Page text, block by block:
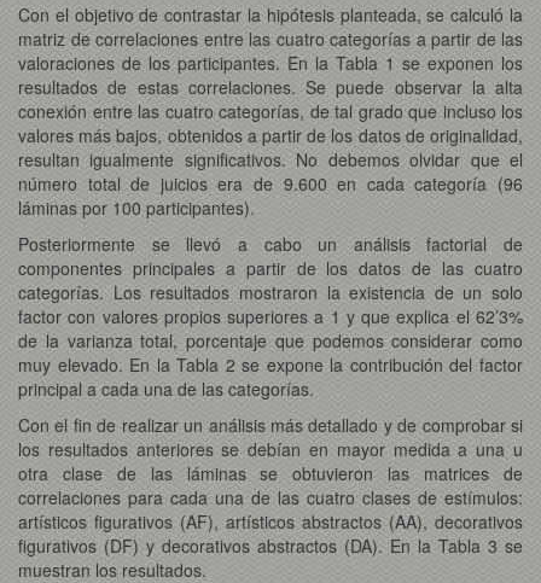
Con el objetivo de contrastar la hipótesis planteada, se calculó la
matriz de correlaciones entre las cuatro categorías a partir de las
valoraciones de los participantes. En la Tabla 1 se exponen los
resultados de estas correlaciones. Se puede observar la alta
conexión entre las cuatro categorías, de tal grado que incluso los
valores más bajos, obtenidos a partir de los datos de originalidad,
resultan igualmente significativos. No debemos olvidar que el
número total de juicios era de 9.600 en cada categoría (96
láminas por 100 participantes).
Posteriormente se llevó a cabo un análisis factorial de
componentes principales a partir de los datos de las cuatro
categorías. Los resultados mostraron la existencia de un solo
factor con valores propios superiores a 1 y que explica el 62’3%
de la varianza total, porcentaje que podemos considerar como
muy elevado. En la Tabla 2 se expone la contribución del factor
principal a cada una de las categorías.
Con el fin de realizar un análisis más detallado y de comprobar si
los resultados anteriores se debían en mayor medida a una u
otra clase de las láminas se obtuvieron las matrices de
correlaciones para cada una de las cuatro clases de estímulos:
artísticos figurativos (AF), artísticos abstractos (AA), decorativos
figurativos (DF) y decorativos abstractos (DA). En la Tabla 3 se
muestran los resultados.